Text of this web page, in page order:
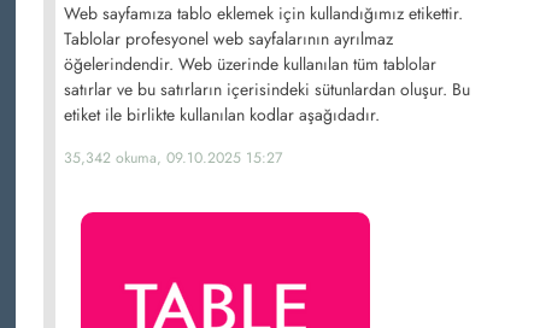
Web sayfamıza tablo eklemek için kullandığımız etikettir.
Tablolar profesyonel web sayfalarının ayrılmaz
öğelerindendir. Web üzerinde kullanılan tüm tablolar
satırlar ve bu satırların içerisindeki sütunlardan oluşur. Bu
etiket ile birlikte kullanılan kodlar aşağıdadır.
35,342 okuma, 09.10.2025 15:27